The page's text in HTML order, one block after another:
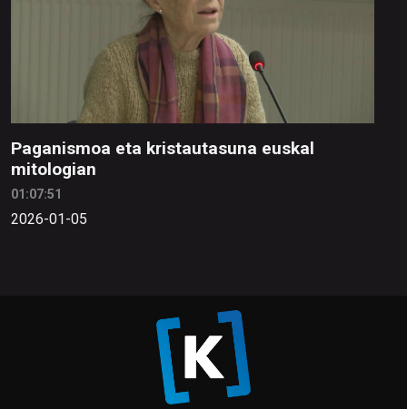
Paganismoa eta kristautasuna euskal
mitologian
01:07:51
2026-01-05